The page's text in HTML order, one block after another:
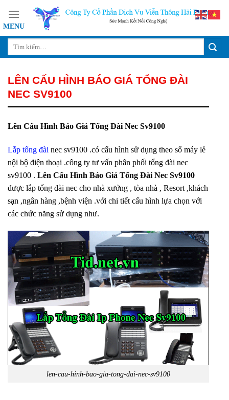
content
LÊN CẤU HÌNH BÁO GIÁ TỔNG ĐÀI
NEC SV9100
Lên Cấu Hình Báo Giá Tổng Đài Nec Sv9100
Lắp tổng đài nec sv9100 .có cấu hình sử dụng theo số máy lẻ
nội bộ điện thoại .công ty tư vấn phân phối tổng đài nec
sv9100 . Lên Cấu Hình Báo Giá Tổng Đài Nec Sv9100
được lắp tổng đài nec cho nhà xưởng , tòa nhà , Resort ,khách
sạn ,ngân hàng ,bệnh viện .với chi tiết cấu hình lựa chọn với
các chức năng sử dụng như.
len-cau-hinh-bao-gia-tong-dai-nec-sv9100